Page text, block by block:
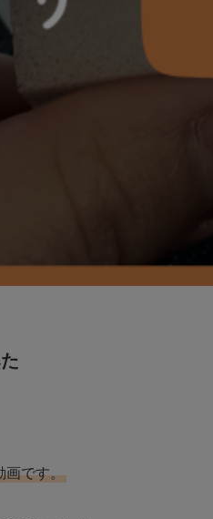
画です。